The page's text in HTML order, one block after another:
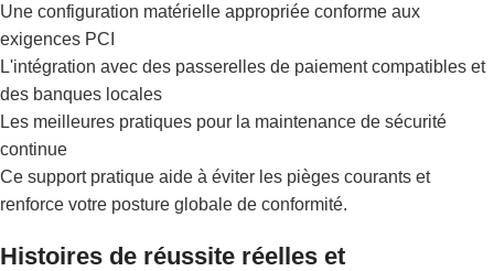
Une configuration matérielle appropriée conforme aux
exigences PCI
L'intégration avec des passerelles de paiement compatibles et
des banques locales
Les meilleures pratiques pour la maintenance de sécurité
continue
Ce support pratique aide à éviter les pièges courants et
renforce votre posture globale de conformité.
Histoires de réussite réelles et